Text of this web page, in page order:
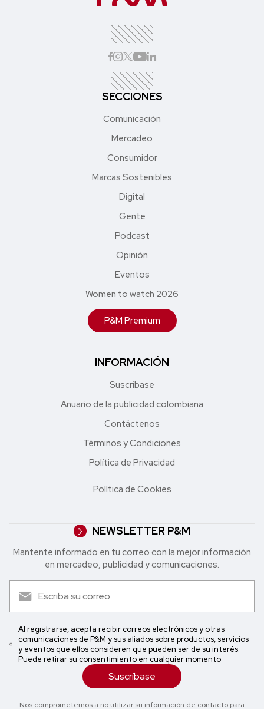
SECCIONES
Comunicación
Mercadeo
Consumidor
Marcas Sostenibles
Digital
Gente
Podcast
Opinión
Eventos
Women to watch 2026
P&M Premium
INFORMACIÓN
Suscríbase
Anuario de la publicidad colombiana
Contáctenos
Términos y Condiciones
Política de Privacidad
Política de Cookies
NEWSLETTER P&M
Mantente informado en tu correo con la mejor in formación
en mercadeo, publicidad y comunicaciones.
Al registrarse, acepta recibir correos electrónicos y otras
comunicaciones de P&M y sus aliados sobre productos, servicios
y eventos que ellos consideren que pueden ser de su interés.
Puede retirar su consentimiento en cualquier momento
Suscríbase
Nos comprometemos a no utilizar su información de contacto para